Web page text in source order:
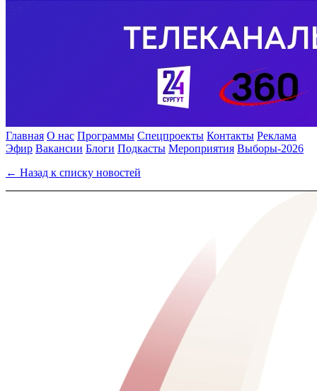
Главная О нас Программы Спецпроекты Контакты Реклама
Эфир Вакансии Блоги Подкасты Мероприятия Выборы-2026
← Назад к списку новостей